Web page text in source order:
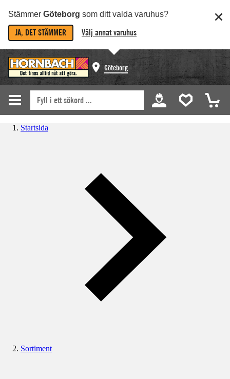
Stämmer Göteborg som ditt valda varuhus?
JA, DET STÄMMER Välj annat varuhus
Göteborg
Startsida
Sortiment